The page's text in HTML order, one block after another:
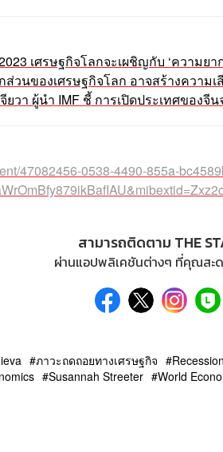
เศรษฐกิจโลกจะเผชิญกับ ‘ความย
ส่วนของเศรษฐกิจโลก อาจสร้างความ
ยวา ผู้นำ IMF ชี้ การเปิดประเทศของ
47082456-0538-4490-855a-
สามารถติดตาม THE
ผ่านแอปพลิเคชันต่างๆ ที่คุณสะ
ภาวะถดถอยทางเศรษฐกิจ Recession
Susannah Streeter World